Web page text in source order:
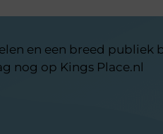
en een breed publiek
nog op Kings Place.nl